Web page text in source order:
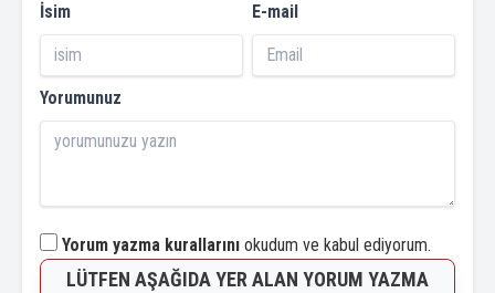
İsim E-mail
Yorumunuz
Yorum yazma kurallarını okudum ve kabul ediyorum.
LÜTFEN AŞAĞIDA YER ALAN YORUM YAZMA